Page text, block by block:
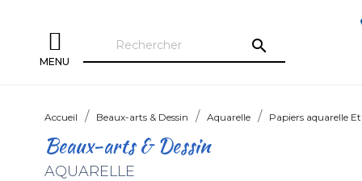
MENU
search
Accueil Beaux-arts & Dessin Aquarelle Papiers aquarelle
Beaux-arts & Dessin
AQUARELLE